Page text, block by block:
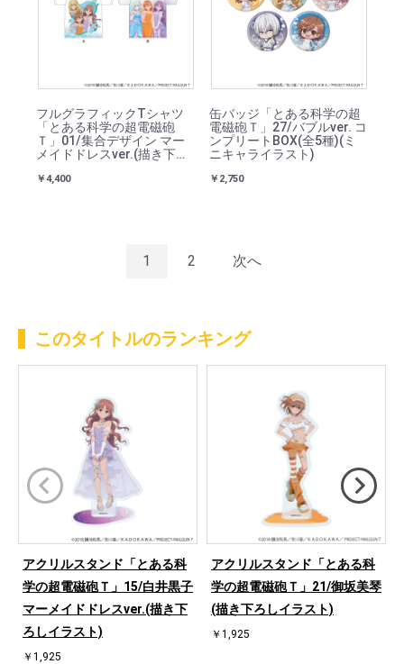
フルグラフィックTシャツ
「とある科学の超電磁砲
Ｔ」01/集合デザイン マー
メイドドレスver.(描き下ろ
￥4,400
缶バッジ「とある科学の超
電磁砲Ｔ」27/バブルver. コ
ンプリートBOX(全5種)(ミ
ニキャライラスト)
￥2,750
1 2 次へ
このタイトルのランキング
アクリルスタンド「とある科
学の超電磁砲Ｔ」15/白井黒子
マーメイドドレスver.(描き下
ろしイラスト)
￥1,925
アクリルスタンド「とある科
学の超電磁砲Ｔ」21/御坂美琴
(描き下ろしイラスト)
￥1,925